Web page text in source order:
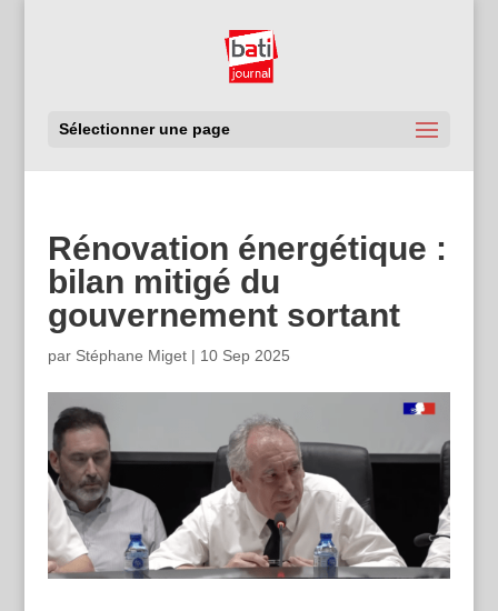
Sélectionner une page
Rénovation énergétique :
bilan mitigé du
gouvernement sortant
par Stéphane Miget| 10 Sep 2025